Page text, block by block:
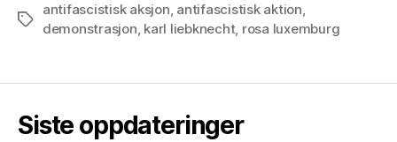
Tags
antifascistisk aksjon, antifascistisk aktion,
demonstrasjon, karl liebknecht, rosa luxemburg
Siste oppdateringer